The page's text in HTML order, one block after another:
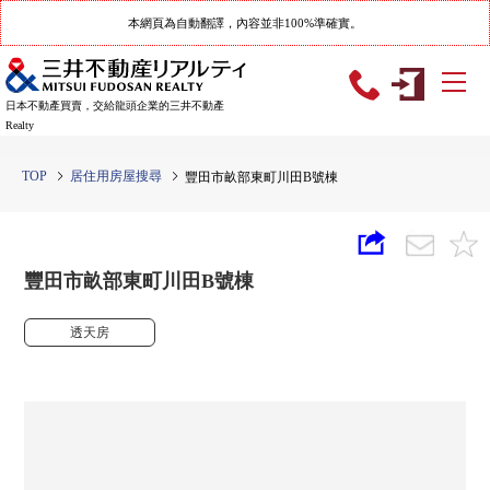
本網頁為自動翻譯，內容並非100%準確實。
日本不動產買賣，交給龍頭企業的三井不動產
Realty
TOP 居住用房屋搜尋 豐田市畝部東町川田B號棟
豐田市畝部東町川田B號棟
透天房